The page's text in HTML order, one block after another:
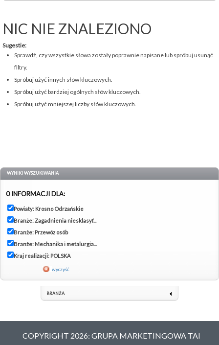
NIC NIE ZNALEZIONO
Sugestie:
Sprawdź, czy wszystkie słowa zostały poprawnie napisane lub spróbuj usunąć
filtry.
Spróbuj użyć innych słów kluczowych.
Spróbuj użyć bardziej ogólnych słów kluczowych.
Spróbuj użyć mniejszej liczby słów kluczowych.
WYNIKI WYSZUKIWANIA
0 INFORMACJI DLA:
Powiaty: Krosno Odrzańskie
Branże: Zagadnienia niesklasyf...
Branże: Przewóz osób
Branże: Mechanika i metalurgia...
Kraj realizacji: POLSKA
wyczyść
BRANŻA
COPYRIGHT 2026: GRUPA MARKETINGOWA TAI